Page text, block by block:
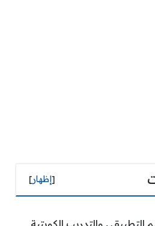
[ إظهار]